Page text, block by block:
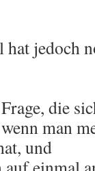
hat jedoch
die
man
und